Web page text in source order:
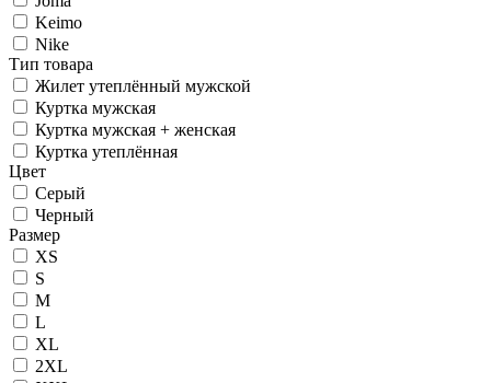
Keimo
Nike
Тип товара
Жилет утеплённый мужской
Куртка мужская
Куртка мужская + женская
Куртка утеплённая
Цвет
Серый
Черный
Размер
XS
S
M
L
XL
2XL